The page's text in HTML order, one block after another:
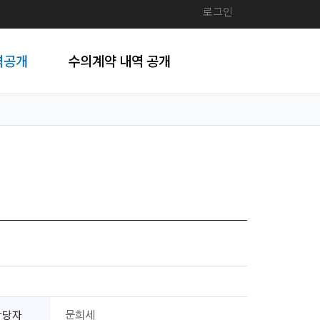
로그인
개 수의계약 내역 공개
자 문희세